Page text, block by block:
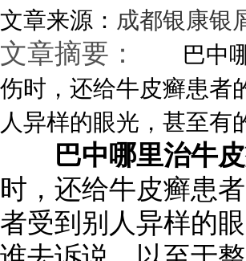
文章来源： 成都银康银
文章摘要：
巴中哪
伤时，还给牛皮癣患者
人异样的眼光，甚至有
巴中哪里治牛
时，还给牛皮癣患
者受到别人异样的